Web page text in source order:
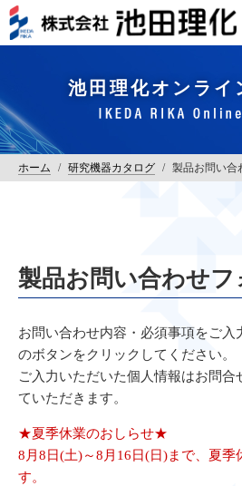
池田理化オンライ
ホーム / 研究機器カタログ / 製品お問い合
製品お問い合わせフ
お問い合わせ内容・必須事項をご入
のボタンをクリックしてください。
ご入力いただいた個人情報はお問
ていただきます。
★夏季休業のおしらせ★
8月8日(土)～8月16日(日)まで、夏季
す。